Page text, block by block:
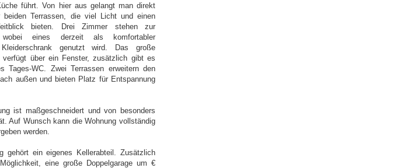
führt. Von hier aus gelangt man direkt
beiden Terrassen, die viel Licht und einen
bieten. Drei Zimmer stehen zur
wobei eines derzeit als komfortabler
Kleiderschrank genutzt wird. Das große
verfügt über ein Fenster, zusätzlich gibt es
Tages-WC. Zwei Terrassen erweitern den
außen und bieten Platz für Entspannung
ist maßgeschneidert und von besonders
Auf Wunsch kann die Wohnung vollständig
werden.
gehört ein eigenes Kellerabteil. Zusätzlich
eine große Doppelgarage um €